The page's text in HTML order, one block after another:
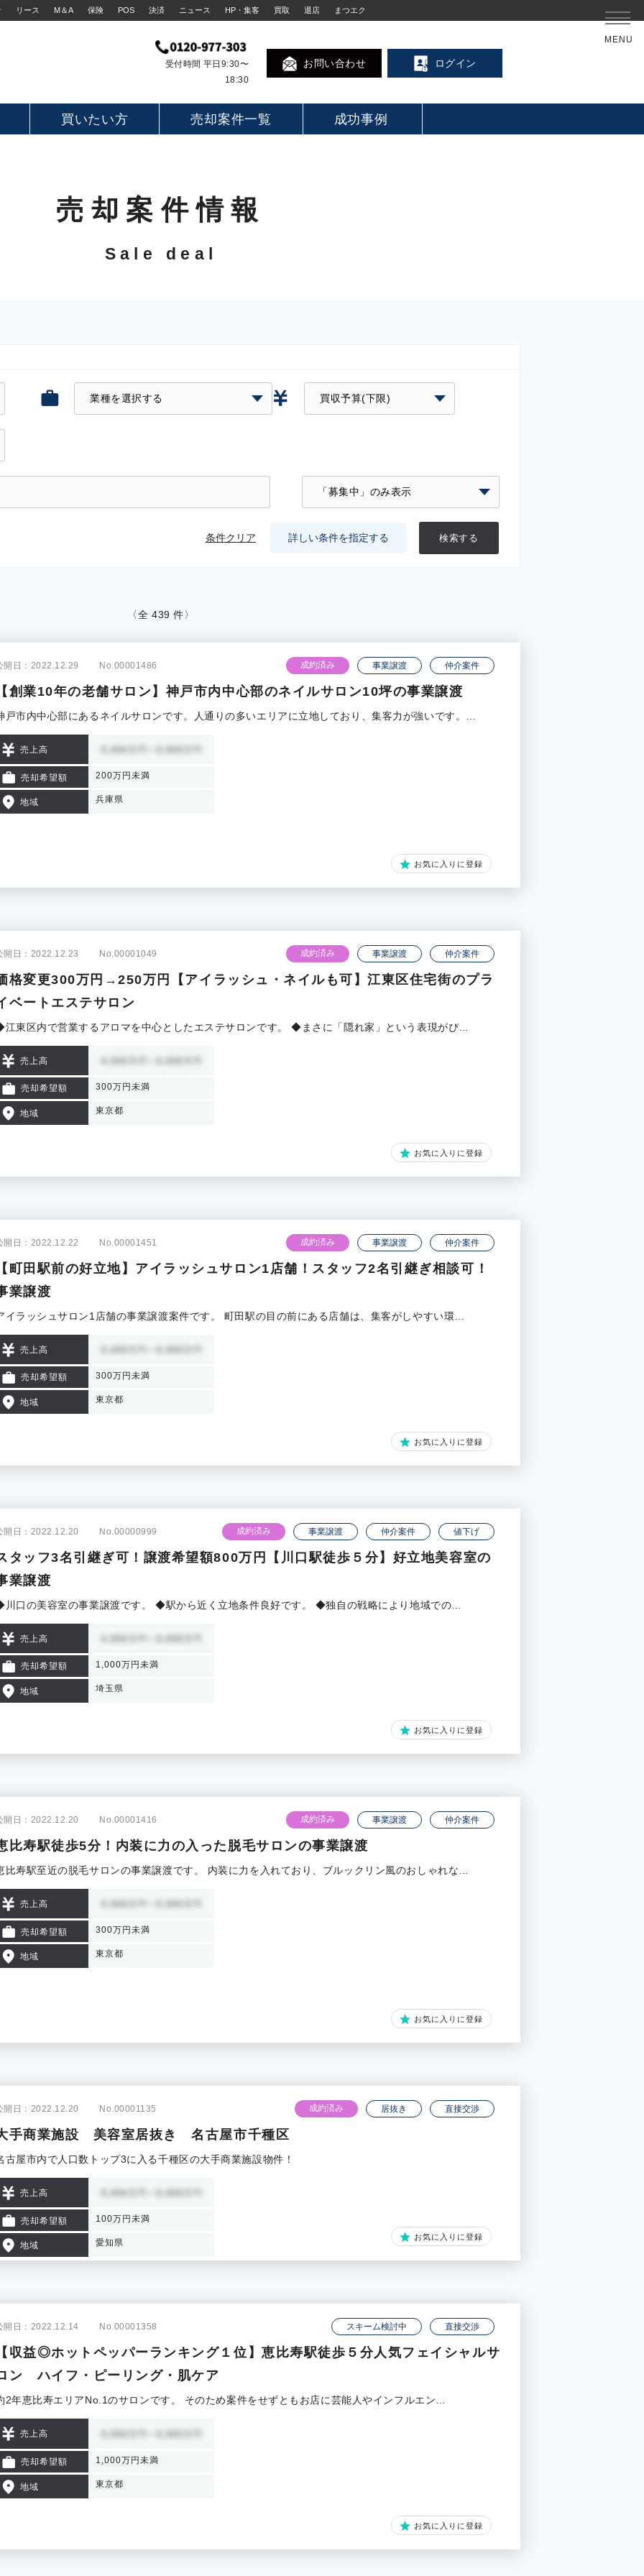
MENU
リース M＆A 保険 POS 決済 ニュース HP・集客 買取 退店 まつエク
受付時間 平日9:30〜
18:30
お問い合わせ ログイン
買いたい方 売却案件一覧 成功事例
売却案件情報
Sale deal
条件クリア 詳しい条件を指定する
〈全439 件〉
開日：2022.12.29 No.00001486 成約済み 事業譲渡 仲介案件
創業10年の老舗サロン】神戸市内中心部のネイルサロン10坪の事業譲渡
戸市内中心部にあるネイルサロンです。人通りの多いエリアに立地しており、集客力が強いです。…
売上高
売却希望額 200万円未満
地域 兵庫県
お気に入りに登録
開日：2022.12.23 No.00001049 成約済み 事業譲渡 仲介案件
格変更300万円→250万円【アイラッシュ・ネイルも可】江東区住宅街のプラ
ベートエステサロン
東区内で営業するアロマを中心としたエステサロンです。 ◆まさに「隠れ家」という表現がぴ…
売上高
売却希望額 300万円未満
地域 東京都
お気に入りに登録
開日：2022.12.22 No.00001451 成約済み 事業譲渡 仲介案件
町田駅前の好立地】アイラッシュサロン1店舗！スタッフ2名引継ぎ相談可！
業譲渡
イラッシュサロン1店舗の事業譲渡案件です。 町田駅の目の前にある店舗は、集客がしやすい環…
売上高
売却希望額 300万円未満
地域 東京都
お気に入りに登録
開日：2022.12.20 No.00000999 成約済み 事業譲渡 仲介案件 値下げ
タッフ3名引継ぎ可！譲渡希望額800万円【川口駅徒歩５分】好立地美容室の
業譲渡
口の美容室の事業譲渡です。 ◆駅から近く立地条件良好です。 ◆独自の戦略により地域での…
売上高
売却希望額 1,000万円未満
地域 埼玉県
お気に入りに登録
開日：2022.12.20 No.00001416 成約済み 事業譲渡 仲介案件
比寿駅徒歩5分！内装に力の入った脱毛サロンの事業譲渡
比寿駅至近の脱毛サロンの事業譲渡です。 内装に力を入れており、ブルックリン風のおしゃれな…
売上高
売却希望額 300万円未満
地域 東京都
お気に入りに登録
開日：2022.12.20 No.00001135 成約済み 居抜き 直接交渉
手商業施設 美容室居抜き 名古屋市千種区
古屋市内で人口数トップ3に入る千種区の大手商業施設物件！
売上高
売却希望額 100万円未満
地域 愛知県
お気に入りに登録
開日：2022.12.14 No.00001358 スキーム検討中 直接交渉
収益◎ホットペッパーランキング１位】恵比寿駅徒歩５分人気フェイシャルサ
ン ハイフ・ピーリング・肌ケア
2年恵比寿エリアNo.1のサロンです。 そのため案件をせずともお店に芸能人やインフルエン…
売上高
売却希望額 1,000万円未満
地域 東京都
お気に入りに登録